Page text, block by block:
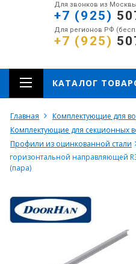
Для звонков из Москвы
+7 (925)
Для регионов РФ
+7 (925)
КАТАЛОГ
Главная
Комплектующие для
Комплектующие для секционных
Профили из оцинкованной стали
горизонтальной направляющей
(пара)